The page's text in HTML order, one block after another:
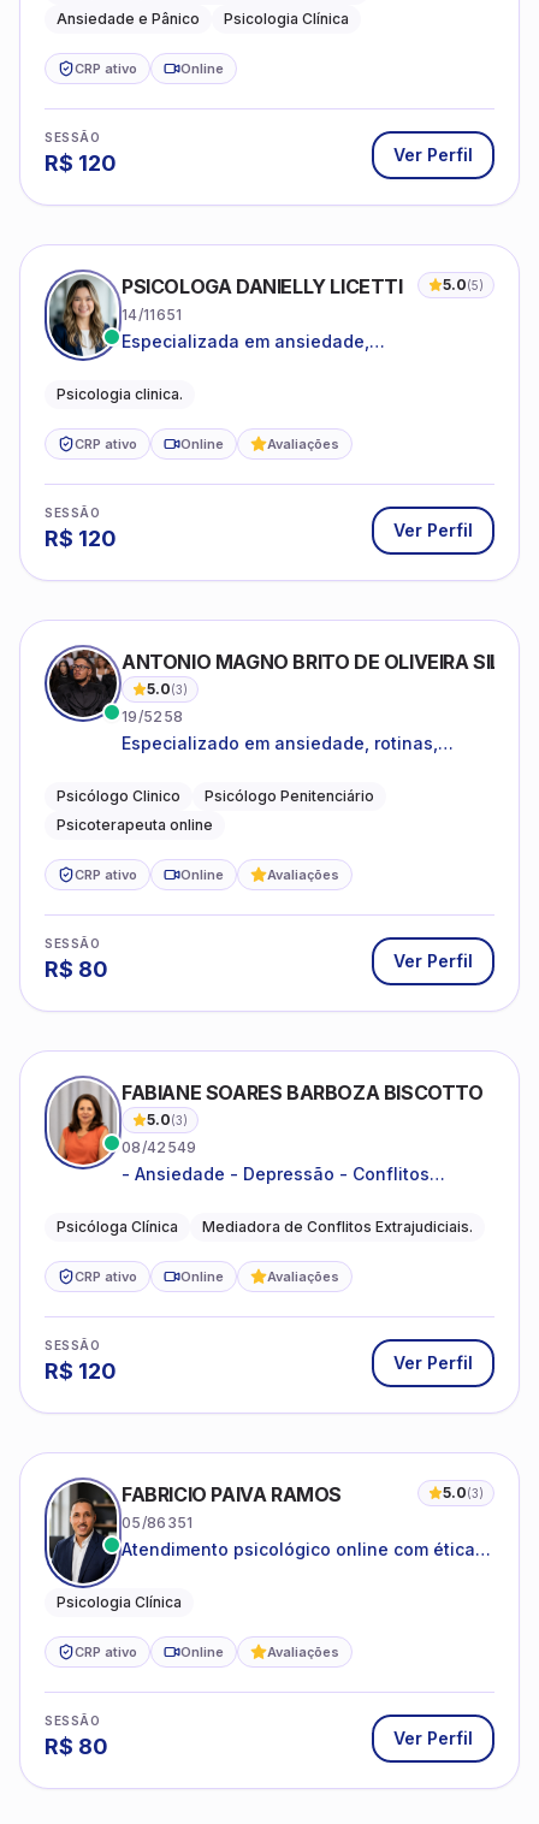
Ansiedade e Pânico
Psicologia Clínica
CRP ativo Online
SESSÃO
R$ 120 Ver Perfil
PSICOLOGA DANIELLY LICETTI 5.0(5)
14/11651
Especializada em ansiedade,
Psicologia clinica.
CRP ativo Online Avaliações
SESSÃO
R$ 120 Ver Perfil
ANTONIO MAGNO BRITO DE OLIVEIRA SILVA
5.0(3)
19/5258
Especializado em ansiedade, rotinas,
familiares e questões comportamentais.
Psicólogo Clinico
Psicólogo Penitenciário
Psicoterapeuta online
CRP ativo Online Avaliações
SESSÃO
R$ 80 Ver Perfil
FABIANE SOARES BARBOZA BISCOTTO
5.0(3)
08/42549
- Ansiedade - Depressão - Conflitos
relacionamentos - Autoestima -
Psicóloga Clínica Mediadora de Conflitos Extrajudiciais.
CRP ativo Online Avaliações
SESSÃO
R$ 120 Ver Perfil
FABRICIO PAIVA RAMOS 5.0(3)
05/86351
Atendimento psicológico online com ética,
Psicologia Clínica
CRP ativo Online Avaliações
SESSÃO
R$ 80 Ver Perfil